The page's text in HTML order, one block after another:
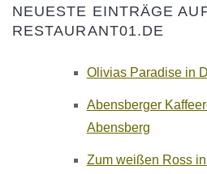
NEUESTE EINTRÄGE
RESTAURANT01.DE
Olivias Paradise in
Abensberger
Abensberg
Zum weißen Ross